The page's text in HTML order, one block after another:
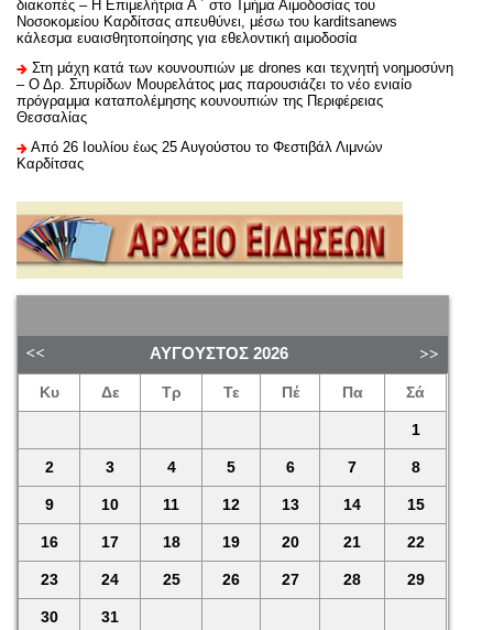
διακοπές – Η Επιμελήτρια Α ΄ στο Τμήμα Αιμοδοσίας του
Νοσοκομείου Καρδίτσας απευθύνει, μέσω του karditsanews
κάλεσμα ευαισθητοποίησης για εθελοντική αιμοδοσία
Στη μάχη κατά των κουνουπιών με drones και τεχνητή νοημοσύνη
– Ο Δρ. Σπυρίδων Μουρελάτος μας παρουσιάζει το νέο ενιαίο
πρόγραμμα καταπολέμησης κουνουπιών της Περιφέρειας
Θεσσαλίας
Από 26 Ιουλίου έως 25 Αυγούστου το Φεστιβάλ Λιμνών
Καρδίτσας
ΑΎΓΟΥΣΤΟΣ 2026
Κυ Δε Τρ Τε Πέ Πα Σά
1
2 3 4 5 6 7 8
9 10 11 12 13 14 15
16 17 18 19 20 21 22
23 24 25 26 27 28 29
30 31